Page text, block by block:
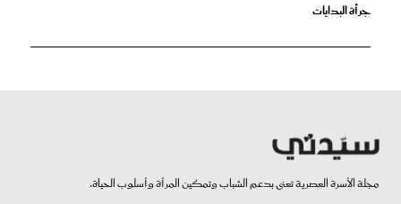
جرأة البدايات
مجلة الأسرة العصرية تعنى بدعم الشباب وتمكين المرأة وأسلوب الحياة.